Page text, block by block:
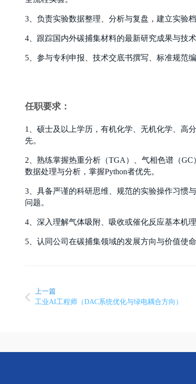
3、负责实验数据整理、分析与复盘，建立实验
4、跟踪国内外碳捕集材料的最新研究成果与技
5、参与专利申报、技术交底书撰写、标准规范
任职要求：
1、硕士及以上学历，有机化学、无机化学、高
先。
2、熟练掌握热重分析（TGA）、气相色谱（
数据处理与分析，掌握Python者优先。
3、具备严谨的科研思维、规范的实验操作习惯
问题。
4、深入理解气体吸附、吸收或催化反应基本机
5、认同公司在碳捕集领域的发展方向与价值使
上一篇
工业AI工程师（DAC系统优化与绿电耦合方向）